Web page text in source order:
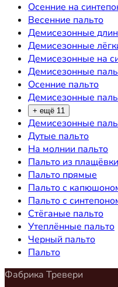
Осенние на
Весенние пальто
Демисезонные
Демисезонные
Демисезонные на
Демисезонные
Осенние пальто
Демисезонные
+ ещё 11
Демисезонные
Дутые пальто
На молнии пальто
Пальто из
Пальто прямые
Пальто с
Пальто с
Стёганые пальто
Утеплённые пальто
Черный пальто
Пальто
Фабрика Тревери